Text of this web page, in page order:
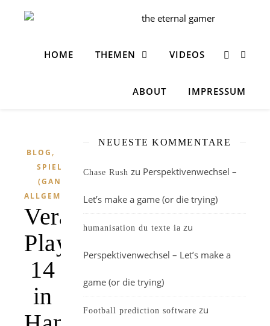
HOME THEMEN VIDEOS
ABOUT IMPRESSUM
BLOG ,
SPIELE
(GANZ
ALLGEMEIN)
Veranstaltungstipp:
Play
14
in
NEUESTE KOMMENTARE
Chase Rush zu Perspektivenwechsel –
Let’s make a game (or die trying)
humanisation du texte ia zu
Perspektivenwechsel – Let’s make a
game (or die trying)
Football prediction software zu